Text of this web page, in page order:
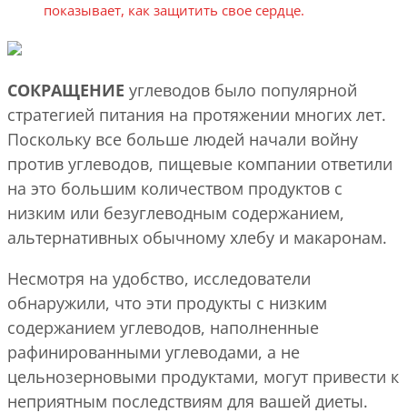
СОКРАЩЕНИЕ углеводов было популярной
стратегией питания на протяжении многих лет.
Поскольку все больше людей начали войну
против углеводов, пищевые компании ответили
на это большим количеством продуктов с
низким или безуглеводным содержанием,
альтернативных обычному хлебу и макаронам.
Несмотря на удобство, исследователи
обнаружили, что эти продукты с низким
содержанием углеводов, наполненные
рафинированными углеводами, а не
цельнозерновыми продуктами, могут привести к
неприятным последствиям для вашей диеты.